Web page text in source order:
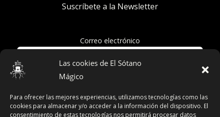
Las cookies de El Sótano
Mágico
Para ofrecer las mejores experiencias, utilizamos tecnologías como las
cookies para almacenar y/o acceder a la información del dispositivo. El
consentimiento de estas tecnologías nos permitirá procesar datos
Suscríbete a la Newsletter
Correo electrónico
Acepto la política de privacidad